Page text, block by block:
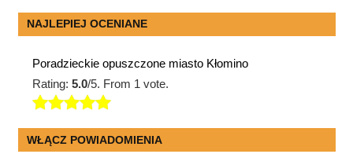
NAJLEPIEJ OCENIANE
Poradzieckie opuszczone miasto Kłomino
Rating:5.0/5. From 1 vote.
WŁĄCZ POWIADOMIENIA